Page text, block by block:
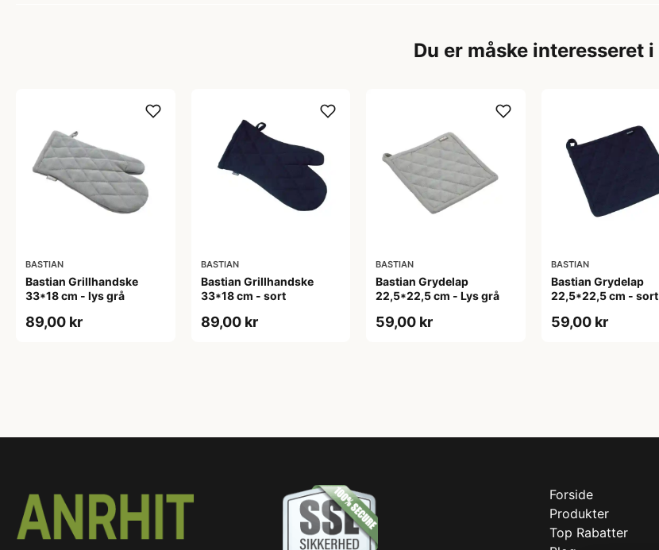
Du er måske interesseret i
BASTIAN
Bastian Grillhandske
33*18 cm - lys grå
89,00 kr
BASTIAN
Bastian Grillhandske
33*18 cm - sort
89,00 kr
BASTIAN
Bastian Grydelap
22,5*22,5 cm - Lys grå
59,00 kr
BASTIAN
Bastian Grydelap
22,5*22,5 cm - sort
59,00 kr
Forside
Produkter
Top Rabatter